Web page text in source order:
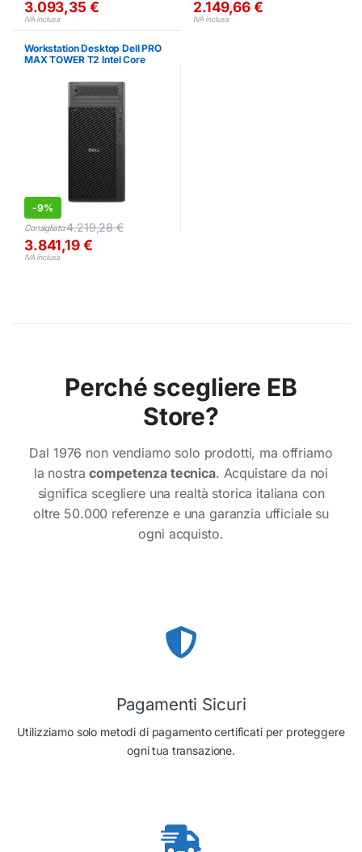
3.093,35 €
IVA inclusa
2.149,66€
IVA inclusa
Workstation Desktop Dell PRO
MAX TOWER T2 Intel Core
-9%
Consigliato:4.219,28€
3.841,19€
IVA inclusa
Perché scegliere EB
Store?
Dal 1976 non vendiamo solo prodotti, ma offriamo
la nostracompetenza tecnica. Acquistare da noi
significa scegliere una realtà storica italiana con
oltre 50.000 referenze e una garanzia ufficiale su
ogni acquisto.
Pagamenti Sicuri
Utilizziamo solo metodi di pagamento certificati per proteggere
ogni tua transazione.